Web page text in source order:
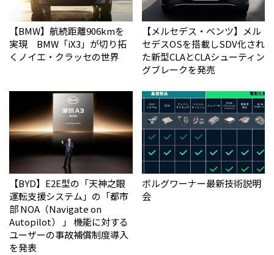
【BMW】航続距離906kmを
実現 BMW「iX3」が切り拓
くノイエ・クラッセの世界
【メルセデス・ベンツ】メル
セデスOSを搭載しSDV化され
た新型CLAとCLAシューティン
グブレークを発売
【BYD】E2E型の「天神之眼
運転支援システム」の「都市
部 NOA（Navigate on
Autopilot） 」 機能に対する
ユーザーの事故補償制度導入
を発表
ボルグワーナー最新技術説明
会